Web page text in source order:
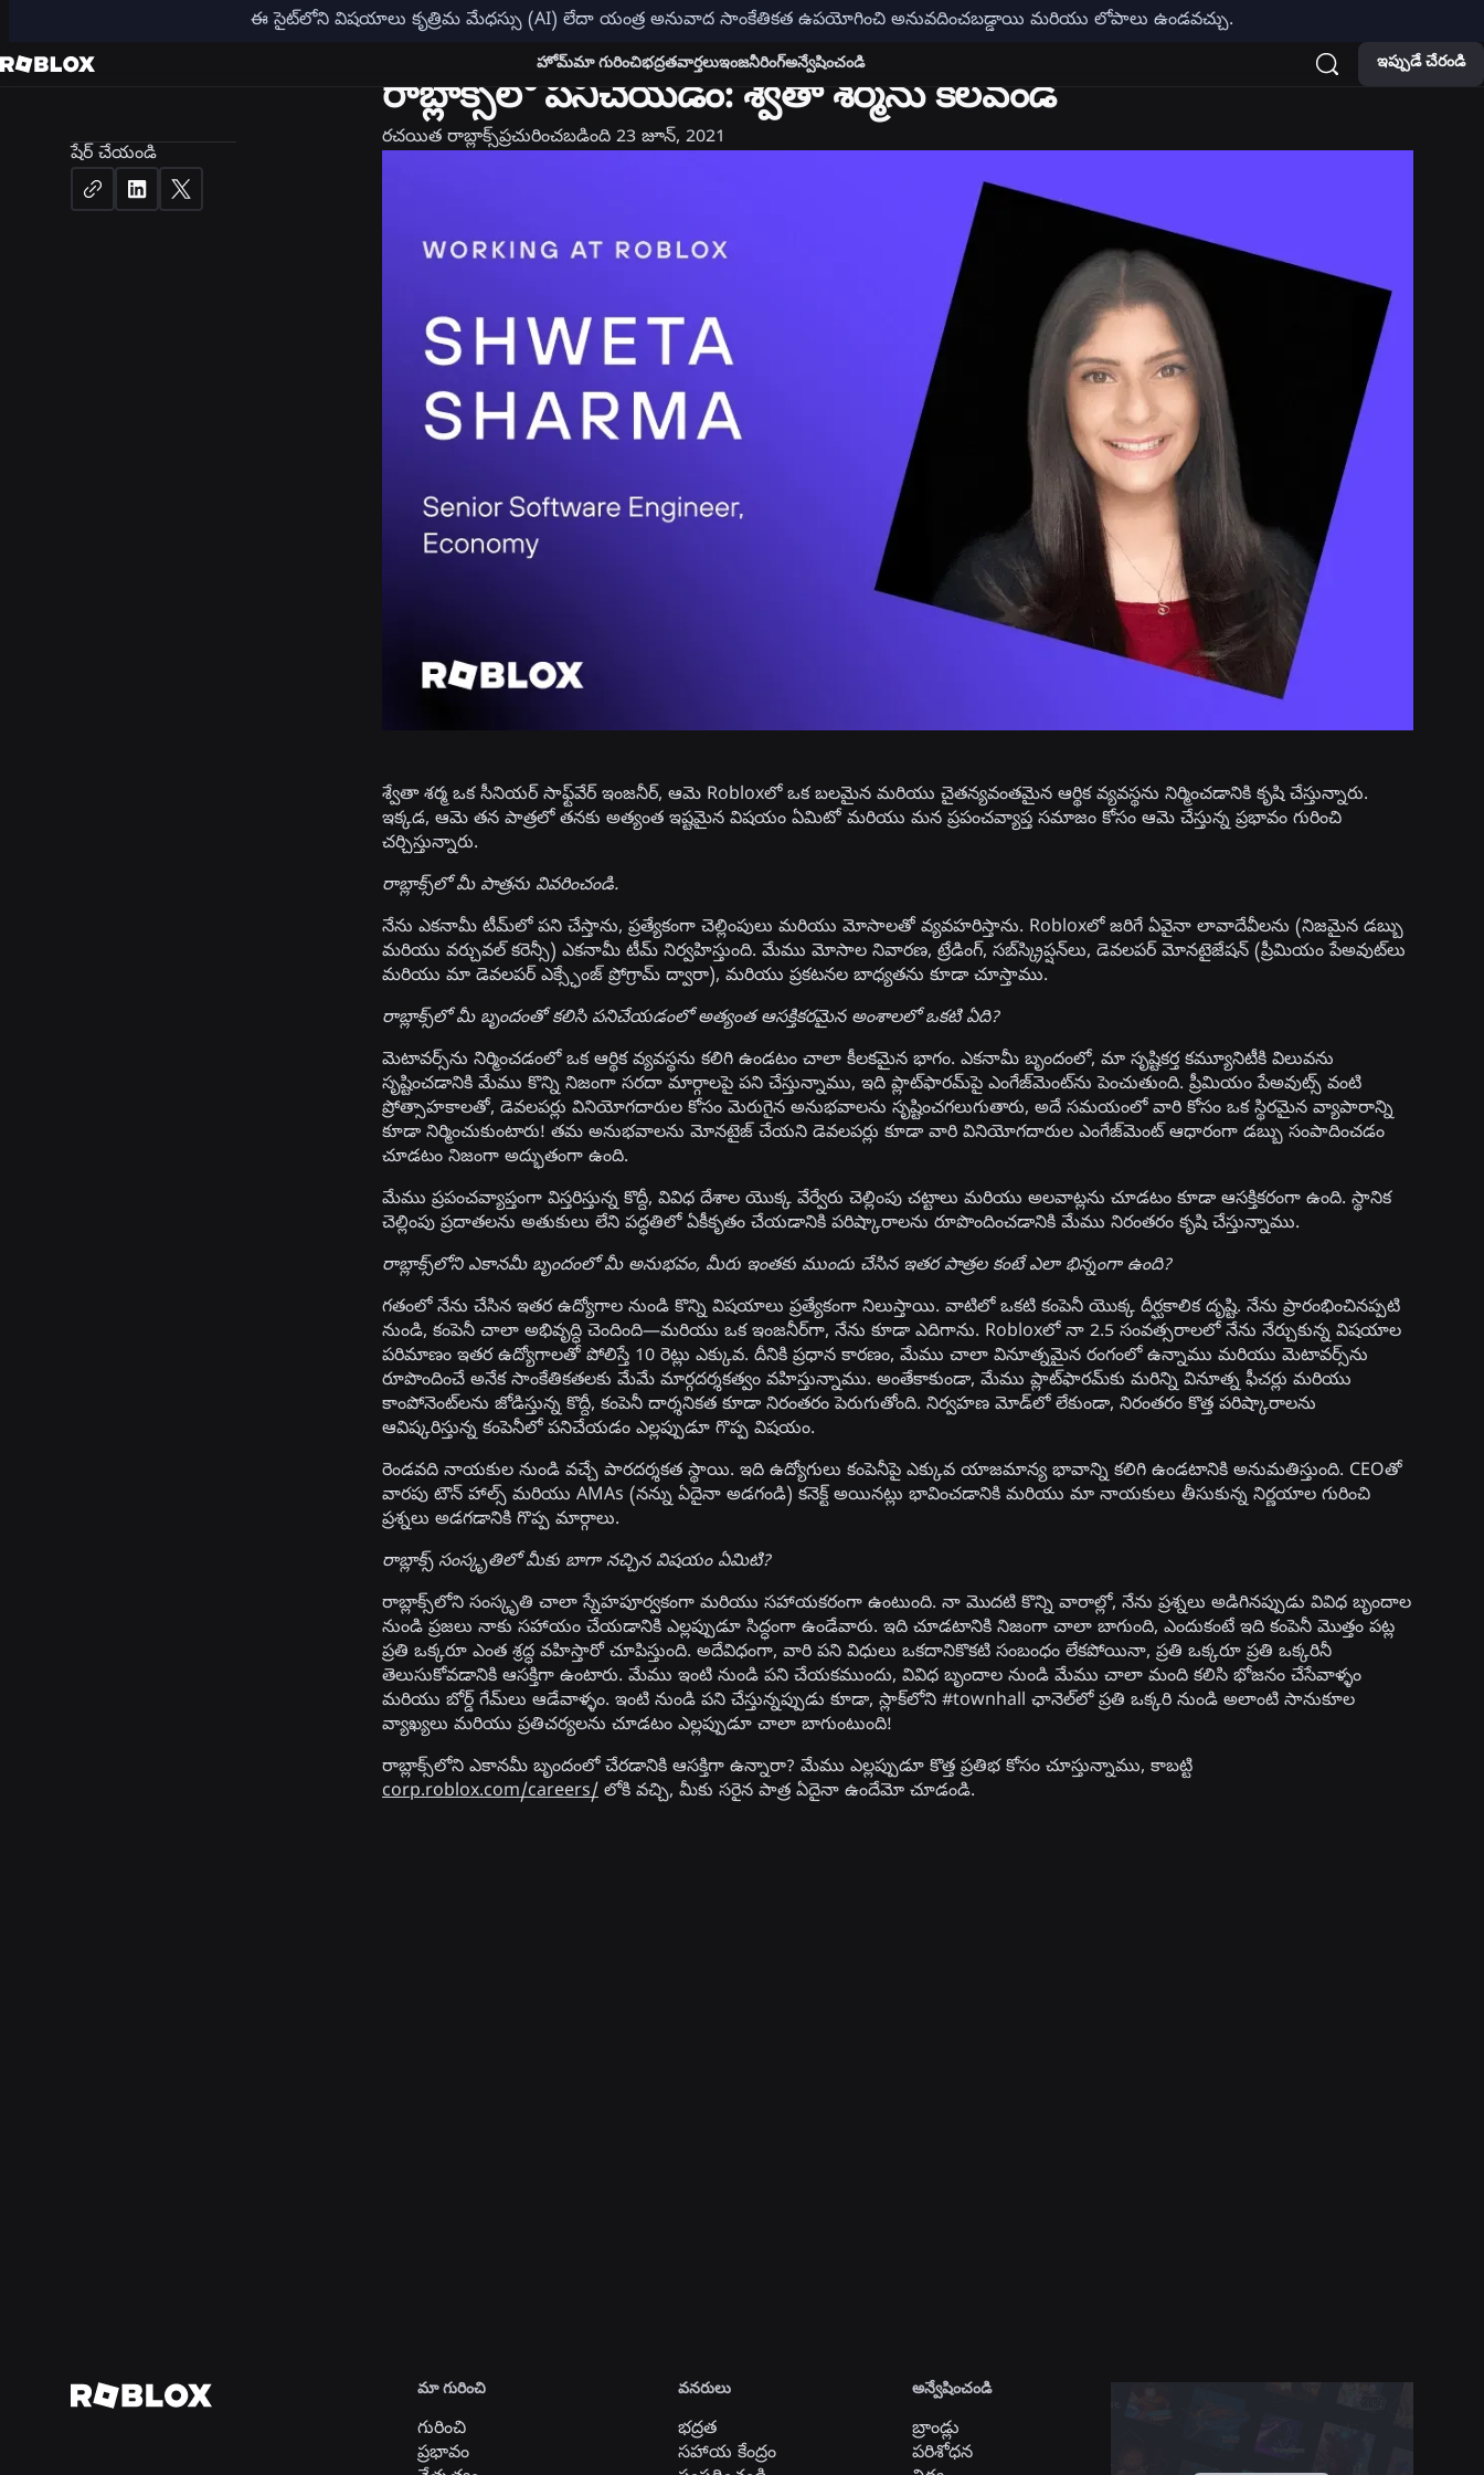
ఈ సైట్‌లోని విషయాలు కృత్రిమ మేధస్సు (AI) లేదా యంత్ర అనువాద సాంకేతికత ఉపయోగించి అనువదించబడ్డాయి మరియు లోపాలు ఉండవచ్చు.
హోమ్మా గురించిభద్రతవార్తలుఇంజనీరింగ్అన్వేషించండి ఇప్పుడే చేరండి
షేర్ చేయండి
కెరీర్లు
రాబ్లాక్స్‌లో పనిచేయడం: శ్వేతా శర్మను కలవండి
రచయిత రాబ్లాక్స్ప్రచురించబడింది 23 జూన్, 2021
శ్వేతా శర్మ ఒక సీనియర్ సాఫ్ట్‌వేర్ ఇంజనీర్, ఆమె Robloxలో ఒక బలమైన మరియు చైతన్యవంతమైన ఆర్థిక వ్యవస్థను నిర్మించడానికి కృషి చేస్తున్నారు.
ఇక్కడ, ఆమె తన పాత్రలో తనకు అత్యంత ఇష్టమైన విషయం ఏమిటో మరియు మన ప్రపంచవ్యాప్త సమాజం కోసం ఆమె చేస్తున్న ప్రభావం గురించి
చర్చిస్తున్నారు.
రాబ్లాక్స్‌లో మీ పాత్రను వివరించండి.
నేను ఎకనామీ టీమ్‌లో పని చేస్తాను, ప్రత్యేకంగా చెల్లింపులు మరియు మోసాలతో వ్యవహరిస్తాను. Robloxలో జరిగే ఏవైనా లావాదేవీలను (నిజమైన డబ్బు
మరియు వర్చువల్ కరెన్సీ) ఎకనామీ టీమ్ నిర్వహిస్తుంది. మేము మోసాల నివారణ, ట్రేడింగ్, సబ్‌స్క్రిప్షన్‌లు, డెవలపర్ మోనటైజేషన్ (ప్రీమియం పేఅవుట్‌లు
మరియు మా డెవలపర్ ఎక్స్ఛేంజ్ ప్రోగ్రామ్ ద్వారా), మరియు ప్రకటనల బాధ్యతను కూడా చూస్తాము.
రాబ్లాక్స్‌లో మీ బృందంతో కలిసి పనిచేయడంలో అత్యంత ఆసక్తికరమైన అంశాలలో ఒకటి ఏది?
మెటావర్స్‌ను నిర్మించడంలో ఒక ఆర్థిక వ్యవస్థను కలిగి ఉండటం చాలా కీలకమైన భాగం. ఎకనామీ బృందంలో, మా సృష్టికర్త కమ్యూనిటీకి విలువను
సృష్టించడానికి మేము కొన్ని నిజంగా సరదా మార్గాలపై పని చేస్తున్నాము, ఇది ప్లాట్‌ఫారమ్‌పై ఎంగేజ్‌మెంట్‌ను పెంచుతుంది. ప్రీమియం పేఅవుట్స్ వంటి
ప్రోత్సాహకాలతో, డెవలపర్లు వినియోగదారుల కోసం మెరుగైన అనుభవాలను సృష్టించగలుగుతారు, అదే సమయంలో వారి కోసం ఒక స్థిరమైన వ్యాపారాన్ని
కూడా నిర్మించుకుంటారు! తమ అనుభవాలను మోనటైజ్ చేయని డెవలపర్లు కూడా వారి వినియోగదారుల ఎంగేజ్‌మెంట్ ఆధారంగా డబ్బు సంపాదించడం
చూడటం నిజంగా అద్భుతంగా ఉంది.
మేము ప్రపంచవ్యాప్తంగా విస్తరిస్తున్న కొద్దీ, వివిధ దేశాల యొక్క వేర్వేరు చెల్లింపు చట్టాలు మరియు అలవాట్లను చూడటం కూడా ఆసక్తికరంగా ఉంది. స్థానిక
చెల్లింపు ప్రదాతలను అతుకులు లేని పద్ధతిలో ఏకీకృతం చేయడానికి పరిష్కారాలను రూపొందించడానికి మేము నిరంతరం కృషి చేస్తున్నాము.
రాబ్లాక్స్‌లోని ఎకానమీ బృందంలో మీ అనుభవం, మీరు ఇంతకు ముందు చేసిన ఇతర పాత్రల కంటే ఎలా భిన్నంగా ఉంది?
గతంలో నేను చేసిన ఇతర ఉద్యోగాల నుండి కొన్ని విషయాలు ప్రత్యేకంగా నిలుస్తాయి. వాటిలో ఒకటి కంపెనీ యొక్క దీర్ఘకాలిక దృష్టి. నేను ప్రారంభించినప్పటి
నుండి, కంపెనీ చాలా అభివృద్ధి చెందింది—మరియు ఒక ఇంజనీర్‌గా, నేను కూడా ఎదిగాను. Robloxలో నా 2.5 సంవత్సరాలలో నేను నేర్చుకున్న విషయాల
పరిమాణం ఇతర ఉద్యోగాలతో పోలిస్తే 10 రెట్లు ఎక్కువ. దీనికి ప్రధాన కారణం, మేము చాలా వినూత్నమైన రంగంలో ఉన్నాము మరియు మెటావర్స్‌ను
రూపొందించే అనేక సాంకేతికతలకు మేమే మార్గదర్శకత్వం వహిస్తున్నాము. అంతేకాకుండా, మేము ప్లాట్‌ఫారమ్‌కు మరిన్ని వినూత్న ఫీచర్లు మరియు
కాంపోనెంట్‌లను జోడిస్తున్న కొద్దీ, కంపెనీ దార్శనికత కూడా నిరంతరం పెరుగుతోంది. నిర్వహణ మోడ్‌లో లేకుండా, నిరంతరం కొత్త పరిష్కారాలను
ఆవిష్కరిస్తున్న కంపెనీలో పనిచేయడం ఎల్లప్పుడూ గొప్ప విషయం.
రెండవది నాయకుల నుండి వచ్చే పారదర్శకత స్థాయి. ఇది ఉద్యోగులు కంపెనీపై ఎక్కువ యాజమాన్య భావాన్ని కలిగి ఉండటానికి అనుమతిస్తుంది. CEOతో
వారపు టౌన్ హాల్స్ మరియు AMAs (నన్ను ఏదైనా అడగండి) కనెక్ట్ అయినట్లు భావించడానికి మరియు మా నాయకులు తీసుకున్న నిర్ణయాల గురించి
ప్రశ్నలు అడగడానికి గొప్ప మార్గాలు.
రాబ్లాక్స్ సంస్కృతిలో మీకు బాగా నచ్చిన విషయం ఏమిటి?
రాబ్లాక్స్‌లోని సంస్కృతి చాలా స్నేహపూర్వకంగా మరియు సహాయకరంగా ఉంటుంది. నా మొదటి కొన్ని వారాల్లో, నేను ప్రశ్నలు అడిగినప్పుడు వివిధ బృందాల
నుండి ప్రజలు నాకు సహాయం చేయడానికి ఎల్లప్పుడూ సిద్ధంగా ఉండేవారు. ఇది చూడటానికి నిజంగా చాలా బాగుంది, ఎందుకంటే ఇది కంపెనీ మొత్తం పట్ల
ప్రతి ఒక్కరూ ఎంత శ్రద్ధ వహిస్తారో చూపిస్తుంది. అదేవిధంగా, వారి పని విధులు ఒకదానికొకటి సంబంధం లేకపోయినా, ప్రతి ఒక్కరూ ప్రతి ఒక్కరినీ
తెలుసుకోవడానికి ఆసక్తిగా ఉంటారు. మేము ఇంటి నుండి పని చేయకముందు, వివిధ బృందాల నుండి మేము చాలా మంది కలిసి భోజనం చేసేవాళ్ళం
మరియు బోర్డ్ గేమ్‌లు ఆడేవాళ్ళం. ఇంటి నుండి పని చేస్తున్నప్పుడు కూడా, స్లాక్‌లోని #townhall ఛానెల్‌లో ప్రతి ఒక్కరి నుండి అలాంటి సానుకూల
వ్యాఖ్యలు మరియు ప్రతిచర్యలను చూడటం ఎల్లప్పుడూ చాలా బాగుంటుంది!
రాబ్లాక్స్‌లోని ఎకానమీ బృందంలో చేరడానికి ఆసక్తిగా ఉన్నారా? మేము ఎల్లప్పుడూ కొత్త ప్రతిభ కోసం చూస్తున్నాము, కాబట్టి
corp.roblox.com/careers/ లోకి వచ్చి, మీకు సరైన పాత్ర ఏదైనా ఉందేమో చూడండి.
అన్ని వార్తలను చూడండి
మా గురించి
గురించి
ప్రభావం
వనరులు
భద్రత
సహాయ కేంద్రం
అన్వేషించండి
బ్రాండ్లు
పరిశోధన